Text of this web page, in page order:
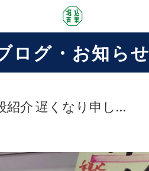
ログ・お知らせ
紹介 遅くなり申し…